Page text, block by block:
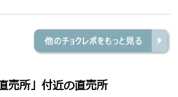
売所」付近の直売所